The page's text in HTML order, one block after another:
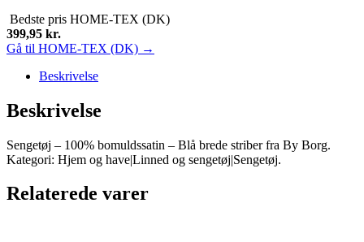
Bedste pris HOME-TEX (DK)
399,95 kr.
Gå til HOME-TEX (DK) →
Beskrivelse
Beskrivelse
Sengetøj – 100% bomuldssatin – Blå brede striber fra By Borg.
Kategori: Hjem og have|Linned og sengetøj|Sengetøj.
Relaterede varer